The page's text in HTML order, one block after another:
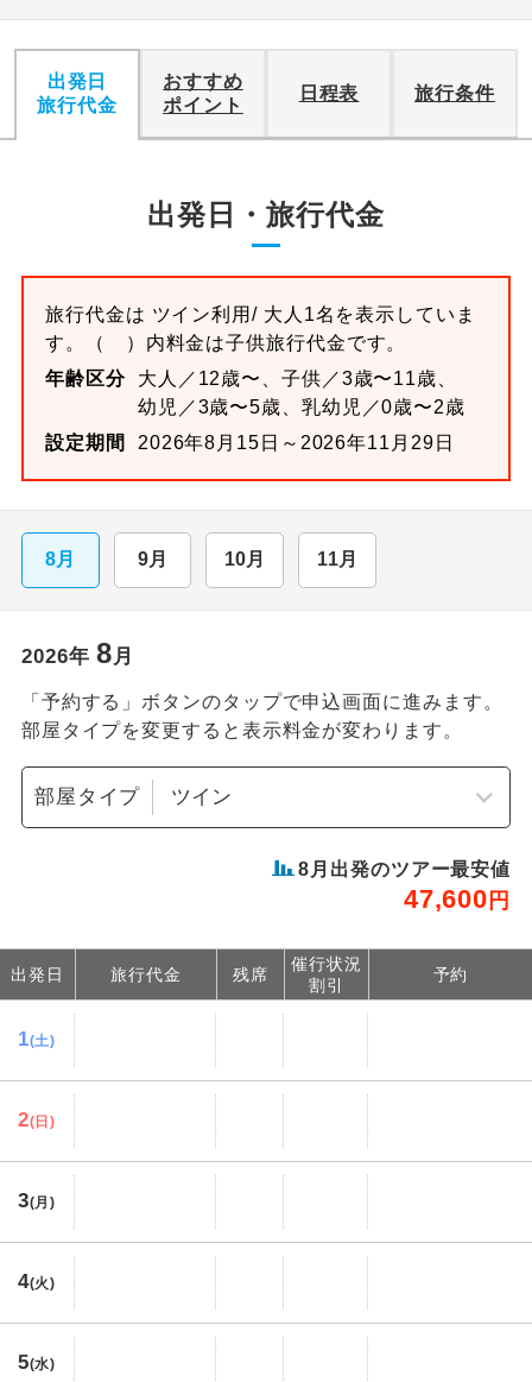
出発日
旅行代金
おすすめ
ポイント
日程表 旅行条件
出発日・旅行代金
旅行代金は ツイン利用/ 大人1名を表示していま
す。
（ ）内料金は子供旅行代金です。
年齢区分
大人／12歳〜、子供／3歳〜11歳、
幼児／3歳〜5歳、乳幼児／0歳〜2歳
設定期間
2026年8月15日～2026年11月29日
8月 9月 10月 11月
2026年 8月
「予約する」ボタンのタップで申込画面に進みます。
部屋タイプを変更すると表示料金が変わります。
部屋タイプ
8 月出発のツアー最安値
47,600 円
出発日 旅行代金 残席
催行状況
割引
予約
1(土)
2(日)
3(月)
4(火)
5(水)